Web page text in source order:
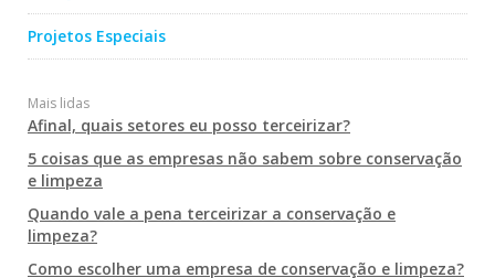
Projetos Especiais
Mais lidas
Afinal, quais setores eu posso terceirizar?
5 coisas que as empresas não sabem sobre conservação
e limpeza
Quando vale a pena terceirizar a conservação e
limpeza?
Como escolher uma empresa de conservação e limpeza?